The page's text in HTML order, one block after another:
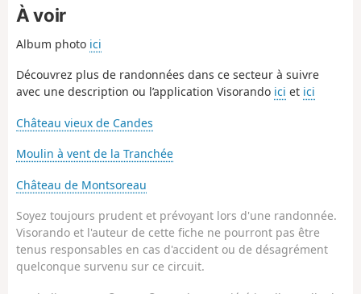
À voir
Album photo ici
Découvrez plus de randonnées dans ce secteur à suivre
avec une description ou l’application Visorando ici et ici
Château vieux de Candes
Moulin à vent de la Tranchée
Château de Montsoreau
Soyez toujours prudent et prévoyant lors d'une randonnée.
Visorando et l'auteur de cette fiche ne pourront pas être
tenus responsables en cas d'accident ou de désagrément
quelconque survenu sur ce circuit.